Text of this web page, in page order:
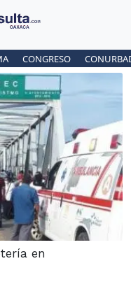
CONGRESO
en